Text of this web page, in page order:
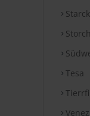
Storch
Tesa